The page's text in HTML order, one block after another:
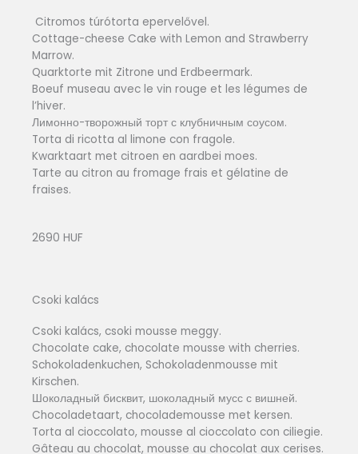
Citromos túrótorta epervelővel.
Cottage-cheese Cake with Lemon and Strawberry
Marrow.
Quarktorte mit Zitrone und Erdbeermark.
Boeuf museau avec le vin rouge et les légumes de
l’hiver.
Лимонно-творожный торт с клубничным соусом.
Torta di ricotta al limone con fragole.
Kwarktaart met citroen en aardbei moes.
Tarte au citron au fromage frais et gélatine de
fraises.
2690 HUF
Csoki kalács
Csoki kalács, csoki mousse meggy.
Chocolate cake, chocolate mousse with cherries.
Schokoladenkuchen, Schokoladenmousse mit
Kirschen.
Шоколадный бисквит, шоколадный мусс с вишней.
Chocoladetaart, chocolademousse met kersen.
Torta al cioccolato, mousse al cioccolato con ciliegie.
Gâteau au chocolat, mousse au chocolat aux cerises.